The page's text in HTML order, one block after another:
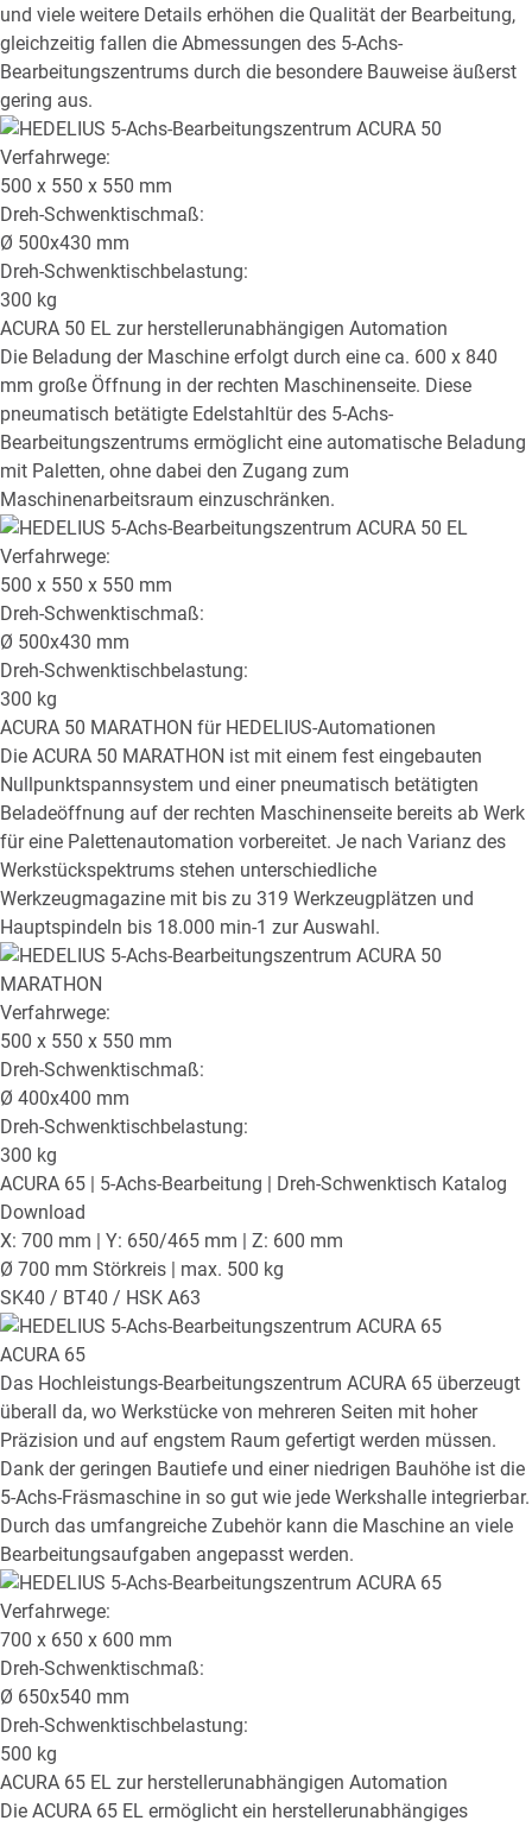
und viele weitere Details erhöhen die Qualität der Bearbeitung,
gleichzeitig fallen die Abmessungen des 5-Achs-
Bearbeitungszentrums durch die besondere Bauweise äußerst
gering aus.
Verfahrwege:
500 x 550 x 550 mm
Dreh-Schwenktischmaß:
Ø 500x430 mm
Dreh-Schwenktischbelastung:
300 kg
ACURA 50 EL zur herstellerunabhängigen Automation
Die Beladung der Maschine erfolgt durch eine ca. 600 x 840
mm große Öffnung in der rechten Maschinenseite. Diese
pneumatisch betätigte Edelstahltür des 5-Achs-
Bearbeitungszentrums ermöglicht eine automatische Beladung
mit Paletten, ohne dabei den Zugang zum
Maschinenarbeitsraum einzuschränken.
Verfahrwege:
500 x 550 x 550 mm
Dreh-Schwenktischmaß:
Ø 500x430 mm
Dreh-Schwenktischbelastung:
300 kg
ACURA 50 MARATHON für HEDELIUS-Automationen
Die ACURA 50 MARATHON ist mit einem fest eingebauten
Nullpunktspannsystem und einer pneumatisch betätigten
Beladeöffnung auf der rechten Maschinenseite bereits ab Werk
für eine Palettenautomation vorbereitet. Je nach Varianz des
Werkstückspektrums stehen unterschiedliche
Werkzeugmagazine mit bis zu 319 Werkzeugplätzen und
Hauptspindeln bis 18.000 min-1 zur Auswahl.
Verfahrwege:
500 x 550 x 550 mm
Dreh-Schwenktischmaß:
Ø 400x400 mm
Dreh-Schwenktischbelastung:
300 kg
ACURA 65 | 5-Achs-Bearbeitung | Dreh-Schwenktisch Katalog
Download
X: 700 mm | Y: 650/465 mm | Z: 600 mm
Ø 700 mm Störkreis | max. 500 kg
SK40 / BT40 / HSK A63
ACURA 65
Das Hochleistungs-Bearbeitungszentrum ACURA 65 überzeugt
überall da, wo Werkstücke von mehreren Seiten mit hoher
Präzision und auf engstem Raum gefertigt werden müssen.
Dank der geringen Bautiefe und einer niedrigen Bauhöhe ist die
5-Achs-Fräsmaschine in so gut wie jede Werkshalle integrierbar.
Durch das umfangreiche Zubehör kann die Maschine an viele
Bearbeitungsaufgaben angepasst werden.
Verfahrwege:
700 x 650 x 600 mm
Dreh-Schwenktischmaß:
Ø 650x540 mm
Dreh-Schwenktischbelastung:
500 kg
ACURA 65 EL zur herstellerunabhängigen Automation
Die ACURA 65 EL ermöglicht ein herstellerunabhängiges